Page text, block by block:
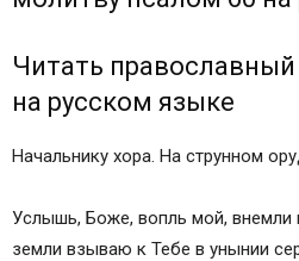
Читать
на русском языке
Начальнику хора. На струнном
Услышь, Боже, вопль мой, внемли
земли взываю к Тебе в унынии